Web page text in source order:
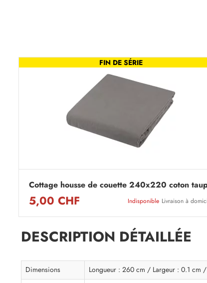
FIN DE SÉRIE
Cottage housse de couette 240x220 coton
5,00 CHF Indisponible Livraison à
DESCRIPTION DÉTAILLÉE
Dimensions
Longueur : 260 cm / Largeur : 0.1 cm